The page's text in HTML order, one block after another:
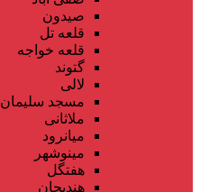
صیدون
قلعه تل
قلعه خواجه
گتوند
لالی
مسجد سلیمان
ملاثانی
میانرود
مینوشهر
هفتگل
هندیجان